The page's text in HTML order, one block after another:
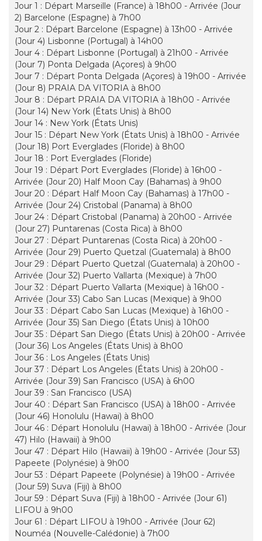
Jour 1 : Départ Marseille (France) à 18h00 - Arrivée (Jour
2) Barcelone (Espagne) à 7h00
Jour 2 : Départ Barcelone (Espagne) à 13h00 - Arrivée
(Jour 4) Lisbonne (Portugal) à 14h00
Jour 4 : Départ Lisbonne (Portugal) à 21h00 - Arrivée
(Jour 7) Ponta Delgada (Açores) à 9h00
Jour 7 : Départ Ponta Delgada (Açores) à 19h00 - Arrivée
(Jour 8) PRAIA DA VITORIA à 8h00
Jour 8 : Départ PRAIA DA VITORIA à 18h00 - Arrivée
(Jour 14) New York (États Unis) à 8h00
Jour 14 : New York (États Unis)
Jour 15 : Départ New York (États Unis) à 18h00 - Arrivée
(Jour 18) Port Everglades (Floride) à 8h00
Jour 18 : Port Everglades (Floride)
Jour 19 : Départ Port Everglades (Floride) à 16h00 -
Arrivée (Jour 20) Half Moon Cay (Bahamas) à 9h00
Jour 20 : Départ Half Moon Cay (Bahamas) à 17h00 -
Arrivée (Jour 24) Cristobal (Panama) à 8h00
Jour 24 : Départ Cristobal (Panama) à 20h00 - Arrivée
(Jour 27) Puntarenas (Costa Rica) à 8h00
Jour 27 : Départ Puntarenas (Costa Rica) à 20h00 -
Arrivée (Jour 29) Puerto Quetzal (Guatemala) à 8h00
Jour 29 : Départ Puerto Quetzal (Guatemala) à 20h00 -
Arrivée (Jour 32) Puerto Vallarta (Mexique) à 7h00
Jour 32 : Départ Puerto Vallarta (Mexique) à 16h00 -
Arrivée (Jour 33) Cabo San Lucas (Mexique) à 9h00
Jour 33 : Départ Cabo San Lucas (Mexique) à 16h00 -
Arrivée (Jour 35) San Diego (États Unis) à 10h00
Jour 35 : Départ San Diego (États Unis) à 20h00 - Arrivée
(Jour 36) Los Angeles (États Unis) à 8h00
Jour 36 : Los Angeles (États Unis)
Jour 37 : Départ Los Angeles (États Unis) à 20h00 -
Arrivée (Jour 39) San Francisco (USA) à 6h00
Jour 39 : San Francisco (USA)
Jour 40 : Départ San Francisco (USA) à 18h00 - Arrivée
(Jour 46) Honolulu (Hawai) à 8h00
Jour 46 : Départ Honolulu (Hawai) à 18h00 - Arrivée (Jour
47) Hilo (Hawaii) à 9h00
Jour 47 : Départ Hilo (Hawaii) à 19h00 - Arrivée (Jour 53)
Papeete (Polynésie) à 9h00
Jour 53 : Départ Papeete (Polynésie) à 19h00 - Arrivée
(Jour 59) Suva (Fiji) à 8h00
Jour 59 : Départ Suva (Fiji) à 18h00 - Arrivée (Jour 61)
LIFOU à 9h00
Jour 61 : Départ LIFOU à 19h00 - Arrivée (Jour 62)
Nouméa (Nouvelle-Calédonie) à 7h00